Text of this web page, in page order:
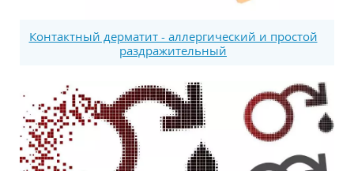
Контактный дерматит - аллергический и простой
раздражительный